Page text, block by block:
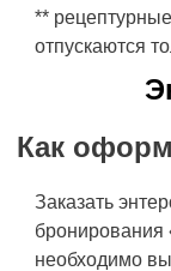
**
отпускаются
Как
Заказать
бронирования
необходимо